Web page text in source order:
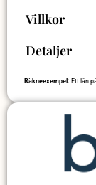
Villkor
Detaljer
Räkneexempel: Ett lån